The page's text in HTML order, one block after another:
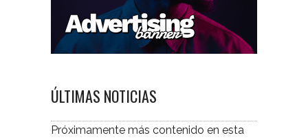
ÚLTIMAS NOTICIAS
Próximamente más contenido en esta